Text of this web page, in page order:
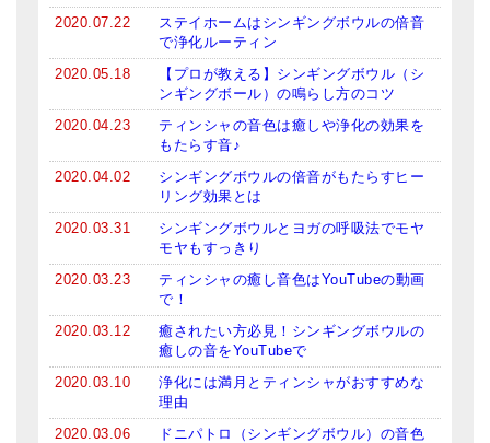
2020.07.22
ステイホームはシンギングボウルの倍音
で浄化ルーティン
2020.05.18
【プロが教える】シンギングボウル（シ
ンギングボール）の鳴らし方のコツ
2020.04.23
ティンシャの音色は癒しや浄化の効果を
もたらす音♪
2020.04.02
シンギングボウルの倍音がもたらすヒー
リング効果とは
2020.03.31
シンギングボウルとヨガの呼吸法でモヤ
モヤもすっきり
2020.03.23
ティンシャの癒し音色はYouTubeの動画
で！
2020.03.12
癒されたい方必見！シンギングボウルの
癒しの音をYouTubeで
2020.03.10
浄化には満月とティンシャがおすすめな
理由
2020.03.06
ドニパトロ（シンギングボウル）の音色